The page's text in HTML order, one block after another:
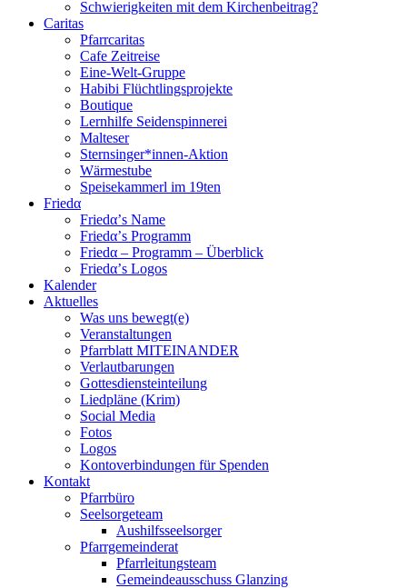
Schwierigkeiten mit dem Kirchenbeitrag?
Caritas
Pfarrcaritas
Cafe Zeitreise
Eine-Welt-Gruppe
Habibi Flüchtlingsprojekte
Boutique
Lernhilfe Seidenspinnerei
Malteser
Sternsinger*innen-Aktion
Wärmestube
Speisekammerl im 19ten
Friedα
Friedα’s Name
Friedα’s Programm
Friedα – Programm – Überblick
Friedα’s Logos
Kalender
Aktuelles
Was uns bewegt(e)
Veranstaltungen
Pfarrblatt MITEINANDER
Verlautbarungen
Gottesdiensteinteilung
Liedpläne (Krim)
Social Media
Fotos
Logos
Kontoverbindungen für Spenden
Kontakt
Pfarrbüro
Seelsorgeteam
Aushilfsseelsorger
Pfarrgemeinderat
Pfarrleitungsteam
Gemeindeausschuss Glanzing